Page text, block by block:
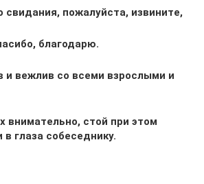
свидания, пожалуйста, извините,
благодарю.
и вежлив со всеми взрослыми и
внимательно, стой при этом
глаза собеседнику.